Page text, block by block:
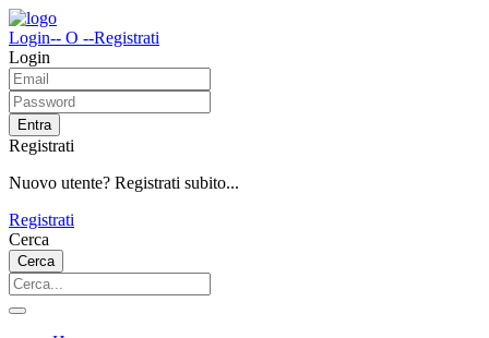
Login-- O --Registrati
Login
Entra
Registrati
Nuovo utente? Registrati subito...
Registrati
Cerca
Cerca